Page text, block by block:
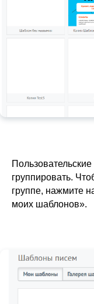
группировать.
группе, нажмите
моих шаблонов».